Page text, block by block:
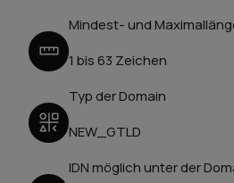
Mindest- und
1 bis 63 Zeichen
Typ der Domain
NEW_GTLD
IDN möglich unter der